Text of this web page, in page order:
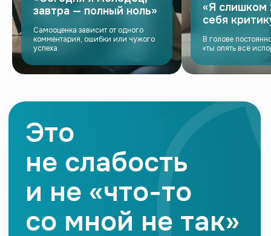
завтра — полный ноль»
Самооценка зависит от одного
комментария, ошибки или чужого
успеха.
«Я слишком
себя
В голове
«ты опять всё